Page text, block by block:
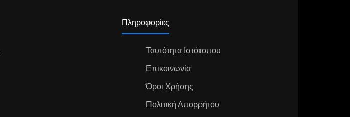
Πληροφορίες
Ταυτότητα Ιστότοπου
Επικοινωνία
Όροι Χρήσης
Πολιτική Απορρήτου